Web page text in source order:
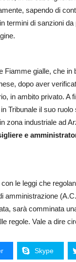
sapendo di
termini di sanzioni
Fiamme gialle, che in
dopo aver
in ambito privato. A
Tribunale il suo
zona industriale ad
e
le leggi che
amministrazione
sarà comminata
regole. Vale a dire
Skype